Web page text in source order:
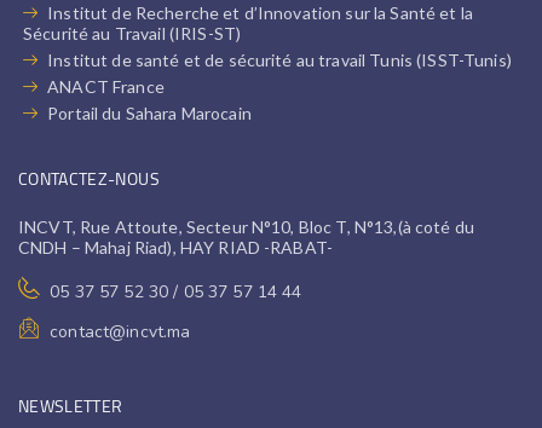
Institut de Recherche et d’Innovation sur la Santé et la
Sécurité au Travail (IRIS-ST)
Institut de santé et de sécurité au travail Tunis (ISST-Tunis)
ANACT France
Portail du Sahara Marocain
CONTACTEZ-NOUS
INCVT, Rue Attoute, Secteur N°10, Bloc T, N°13,(à coté du
CNDH – Mahaj Riad), HAY RIAD -RABAT-
05 37 57 52 30 / 05 37 57 14 44
contact@incvt.ma
NEWSLETTER